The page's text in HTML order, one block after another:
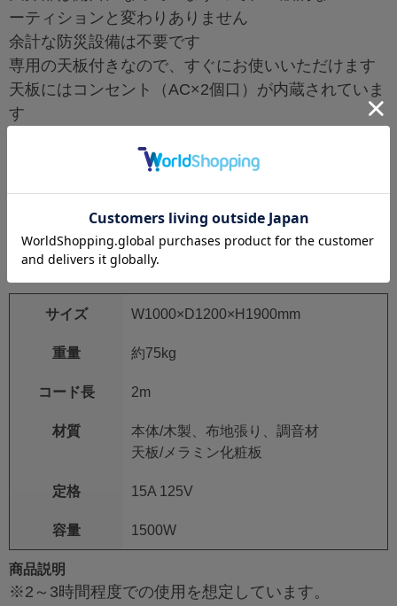
ーティションと変わりありません
余計な防災設備は不要です
専用の天板付きなので、すぐにお使いいただけます
天板にはコンセント（AC×2個口）が内蔵されていま
す
チェアに座って使用するロータイプのドア無し仕様
です
※チェアは付属しません
サイズ W1000×D1200×H1900mm
重量 約75kg
コード長 2m
材質
本体/木製、布地張り、調音材
天板/メラミン化粧板
定格 15A 125V
容量 1500W
商品説明
※2～3時間程度での使用を想定しています。